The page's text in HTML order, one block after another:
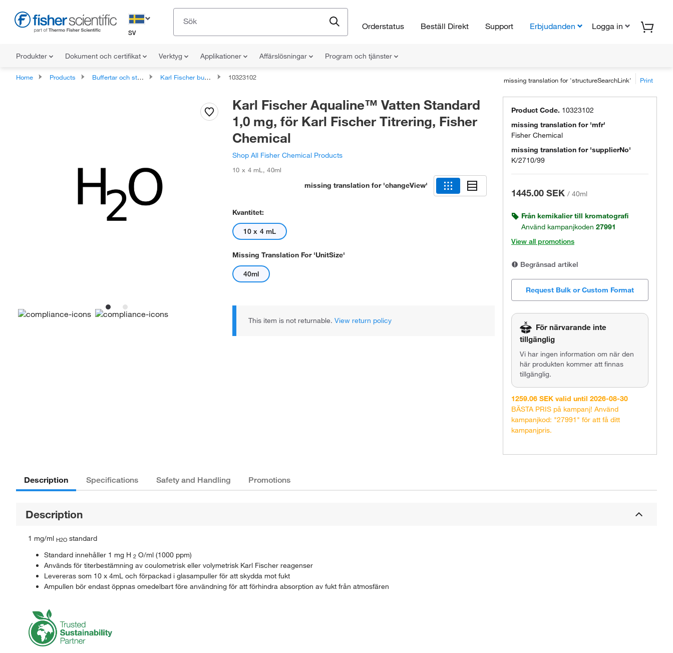
SV
Orderstatus Beställ Direkt Support Erbjudanden Logga in
Produkter Dokument och certifikat Verktyg Applikationer Affärslösningar Program och tjänster
Home Products Buffertar och standarder Karl Fischer buffertar och reagenser 10323102 missing translation for 'structureSearchLink' Print
Karl Fischer Aqualine™ Vatten Standard
1,0 mg, för Karl Fischer Titrering, Fisher
Chemical
Shop All Fisher Chemical Products
10 x 4 mL ,40ml
missing translation for 'changeView'
Kvantitet:
10 x 4 mL
Missing Translation For 'unitSize'
40ml
This item is not returnable. View return policy
Product Code. 10323102
missing translation for 'mfr'
Fisher Chemical
missing translation for 'supplierNo'
K/2710/99
1445.00 SEK / 40ml
Från kemikalier till kromatografi
Använd kampanjkoden 27991
View all promotions
Begränsad artikel
Request Bulk or Custom Format
För närvarande inte
tillgänglig
Vi har ingen information om när den
här produkten kommer att finnas
tillgänglig.
1259.06 SEK valid until 2026-08-30
BÄSTA PRIS på kampanj! Använd
kampanjkod: "27991" för att få ditt
kampanjpris.
Description Specifications Safety and Handling Promotions
Description
1 mg/ml H2O standard
Standard innehåller 1 mg H 2 O/ml (1000 ppm)
Används för titerbestämning av coulometrisk eller volymetrisk Karl Fischer reagenser
Levereras som 10 x 4mL och förpackad i glasampuller för att skydda mot fukt
Ampullen bör endast öppnas omedelbart före användning för att förhindra absorption av fukt från atmosfären